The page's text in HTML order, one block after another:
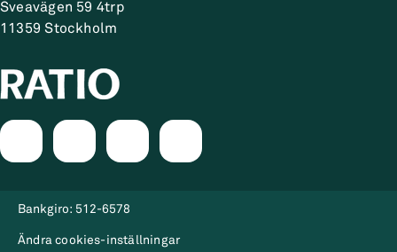
Sveavägen 59 4trp
11359 Stockholm
Ändra cookies-inställningar
Bankgiro: 512-6578